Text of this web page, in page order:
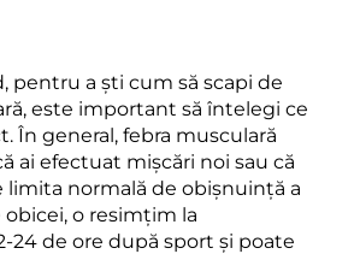
pentru a ști cum să scapi de
este important să întelegi ce
În general, febra musculară
ai efectuat mișcări noi sau că
limita normală de obișnuință a
obicei, o resimțim la
24 de ore după sport și poate